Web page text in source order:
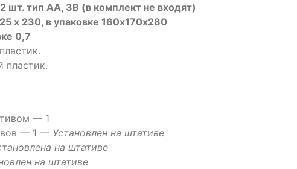
шт. тип АА, 3В (в комплект не входят)
х 230, в упаковке 160х170х280
0,7
пластик.
— 1
— 1 — Установлен на штативе
на штативе
на штативе